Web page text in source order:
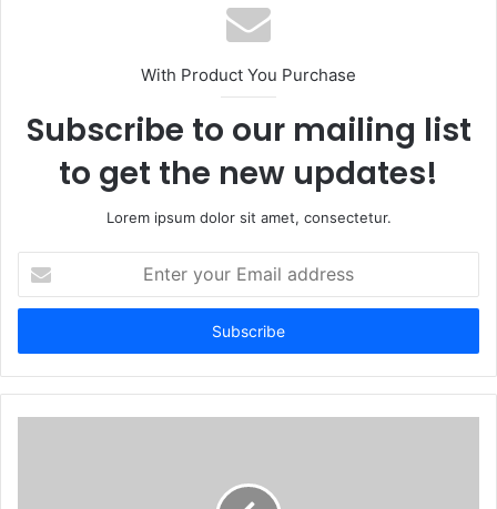
With Product You Purchase
Subscribe to our mailing list
to get the new updates!
Lorem ipsum dolor sit amet, consectetur.
your
Email